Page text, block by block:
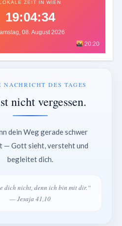
ZEIT IN WIEN
19:04:36
08. August 2026
20:20
NACHRICHT DES TAGES
nicht vergessen.
dein Weg gerade schwer
— Gott sieht, versteht und
begleitet dich.
dich nicht, denn ich bin mit dir.“
— Jesaja 41,10